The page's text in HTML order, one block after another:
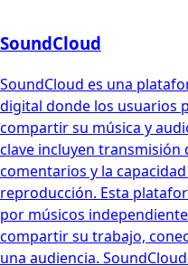
SoundCloud
SoundCloud es una
digital donde los usuarios
compartir su música y
clave incluyen transmisión
comentarios y la
reproducción. Esta
por músicos
compartir su trabajo,
una audiencia.